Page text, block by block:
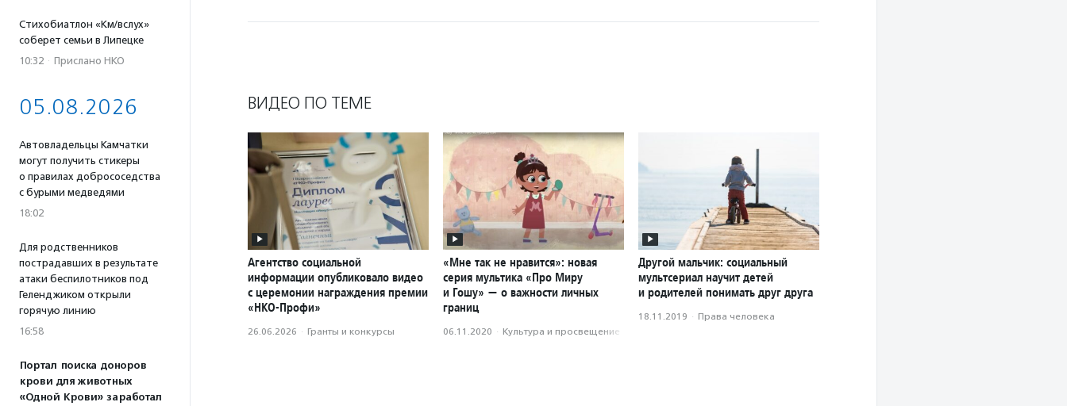
Стихобиатлон «Км/вслух»
соберет семьи в Липецке
10:32 · Прислано НКО
05.08.2026
Автовладельцы Камчатки
могут получить стикеры
о правилах добрососедства
с бурыми медведями
18:02
Для родственников
пострадавших в результате
атаки беспилотников под
Геленджиком открыли
горячую линию
16:58
Портал поиска доноров
крови для животных
«Одной Крови» заработал
ВИДЕО ПО ТЕМЕ
Агентство социальной
информации опубликовало видео
с церемонии награждения премии
«НКО-Профи»
26.06.2026 · Гранты и конкурсы
«Мне так не нравится»: новая
серия мультика «Про Миру
и Гошу» — о важности личных
границ
06.11.2020 · Культура и просвещение
Другой мальчик: социальный
мультсериал научит детей
и родителей понимать друг друга
18.11.2019 · Права человека